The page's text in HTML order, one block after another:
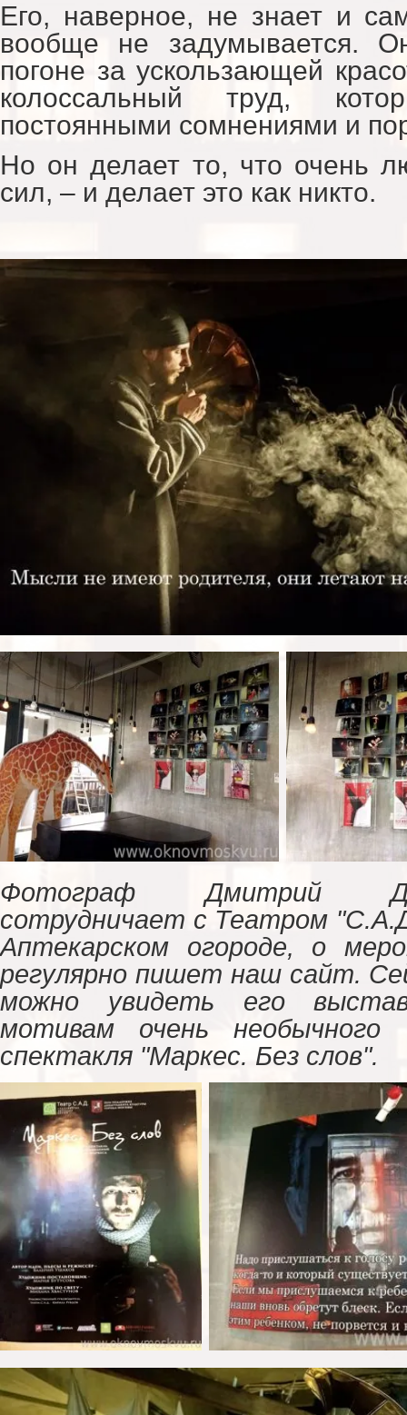
Его, наверное, не знает и
вообще не задумывается.
погоне за ускользающей
колоссальный труд,
постоянными сомнениями и
Но он делает то, что очень
сил, – и делает это как никто.
Фотограф Дмитрий
сотрудничает с Театром
Аптекарском огороде, о
регулярно пишет наш сайт.
можно увидеть его
мотивам очень необычного
спектакля "Маркес. Без слов".